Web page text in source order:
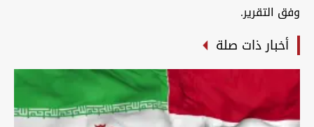
وفق التقرير.
أخبار ذات صلة